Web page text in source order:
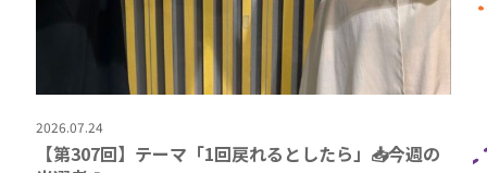
2026.07.24
【第307回】テーマ「1回戻れるとしたら」📥今週の